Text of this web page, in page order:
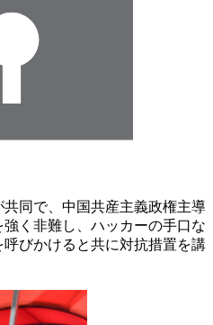
同で、中国共産主義政権主導
く非難し、ハッカーの手口な
びかけると共に対抗措置を講